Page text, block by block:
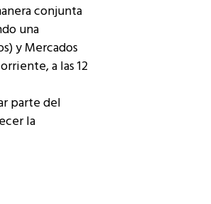
conjunta
una
y Mercados
a las 12
parte del
la